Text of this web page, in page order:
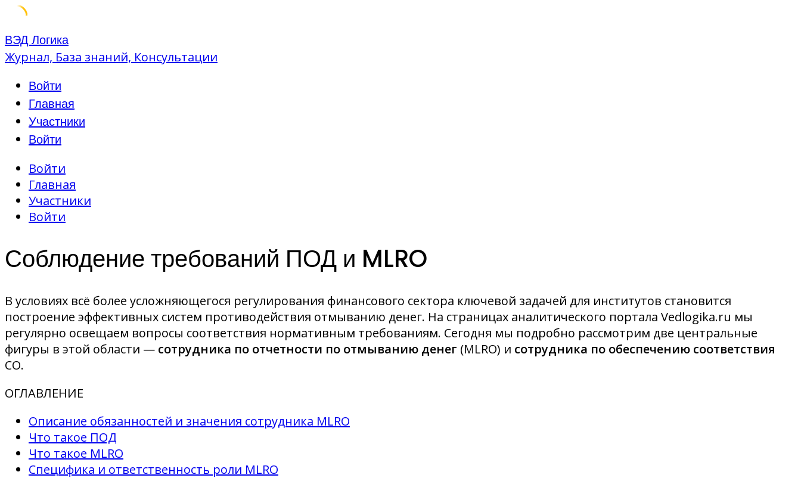
Skip
to
ВЭД Логика
Журнал, База знаний, Консультации
Войти
Главная
Участники
Войти
Войти
Главная
Участники
Войти
Соблюдение требований ПОД и MLRO
В условиях всё более усложняющегося регулирования финансового сектора ключевой задачей для институтов становится
построение эффективных систем противодействия отмыванию денег. На страницах аналитического портала Vedlogika.ru мы
регулярно освещаем вопросы соответствия нормативным требованиям. Сегодня мы подробно рассмотрим две центральные
фигуры в этой области — сотрудника по отчетности по отмыванию денег (MLRO) и сотрудника по обеспечению соответствия
CO.
ОГЛАВЛЕНИЕ
Описание обязанностей и значения сотрудника MLRO
Что такое ПОД
Что такое MLRO
Специфика и ответственность роли MLRO